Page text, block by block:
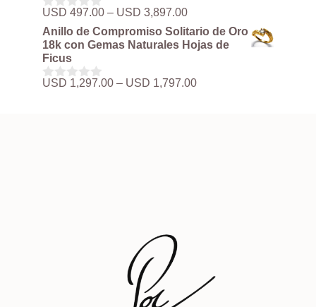
USD 497.00
USD 3,897.00
0
d
e
5
USD 497.00 – USD 3,897.00Rango
de
precios:
desde
hasta
Anillo de Compromiso Solitario de Oro
18k con Gemas Naturales Hojas de
Ficus
0
USD 1,297.00 – USD 1,797.00Rango